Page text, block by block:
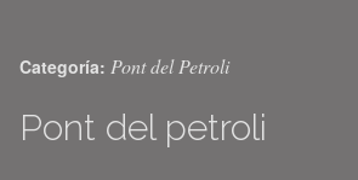
Categoría: Pont del Petroli
Pont del petroli